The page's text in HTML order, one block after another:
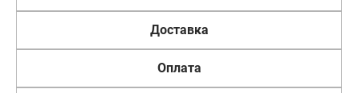
Доставка
Оплата